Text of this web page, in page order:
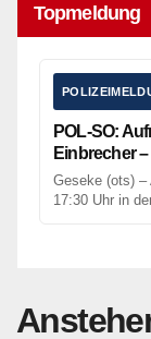
Topmeldung
POL-SO:
Einbrecher
Geseke (ots) –
17:30 Uhr in